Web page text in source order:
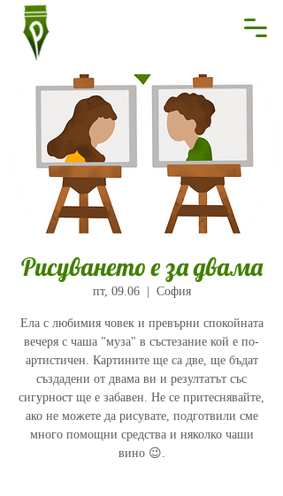
Рисуването е за двама
пт, 09.06
  |
София
Ела с любимия човек и превърни спокойната
вечеря с чаша "муза" в състезание кой е по-
артистичен. Картините ще са две, ще бъдат
създадени от двама ви и резултатът със
сигурност ще е забавен. Не се притеснявайте,
ако не можете да рисувате, подготвили сме
много помощни средства и няколко чаши
вино 😉.